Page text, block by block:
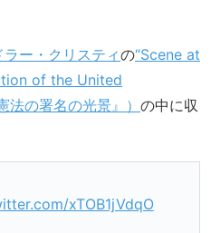
ー・クリスティの“Scene at
of the United
の署名の光景』） の中に収
xTOB1jVdqO